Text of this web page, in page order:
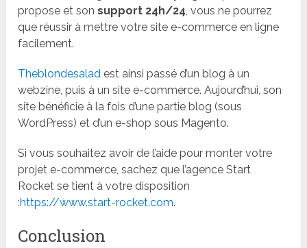
propose et sonsupport 24h/24, vous ne pourrez
que réussir à mettre votre site e-commerce en ligne
facilement.
Theblondesalad est ainsi passé d’un blog à un
webzine, puis à un site e-commerce. Aujourd’hui, son
site bénéficie à la fois d’une partie blog (sous
WordPress) et d’un e-shop sous Magento.
Si vous souhaitez avoir de l’aide pour monter votre
projet e-commerce, sachez que l’agence Start
Rocket se tient à votre disposition
:https://www.start-rocket.com.
Conclusion